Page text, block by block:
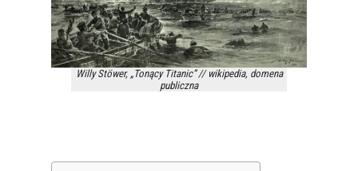
Willy Stöwer, „Tonący Titanic” // wikipedia, domena
publiczna